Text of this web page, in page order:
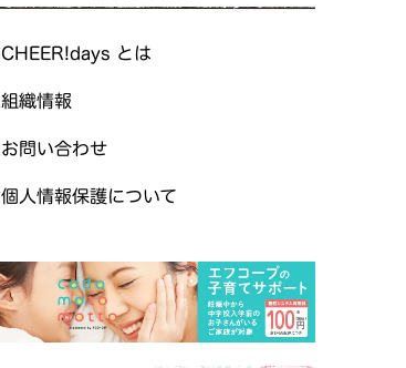
CHEER!days とは
組織情報
お問い合わせ
個人情報保護について